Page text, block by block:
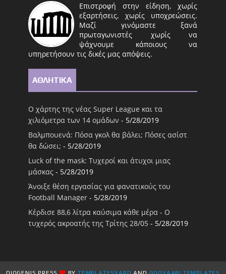
Επιστροφή στην είδηση, χωρίς
εξαρτήσεις, χωρίς υποχρεώσεις.
Μαζί γινόμαστε ξανά
πρωταγωνιστές χωρίς να
ψάχνουμε κάποιους να
υπηρετήσουν τις δικές μας απόψεις.
ΑΘΛΗΤΙΚΑ
Ο χάρτης της νέας Super League και τα
χιλιόμετρα των 14 ομάδων - 5/28/2019
Βαλμπουενά: Πόσα γκολ θα βάλει; Πόσες ασίστ
θα δώσει; - 5/28/2019
Luck of the mask: Τυχεροί και άτυχοι μιας
μάσκας - 5/28/2019
Άνοιξε θέση εργασίας για φανατικούς του
Football Μanager - 5/28/2019
Κέρδισε 88,6 λίτρα καύσιμα κάθε μέρα - Ο
τυχερός ακροατής της Τρίτης 28/05 - 5/28/2019